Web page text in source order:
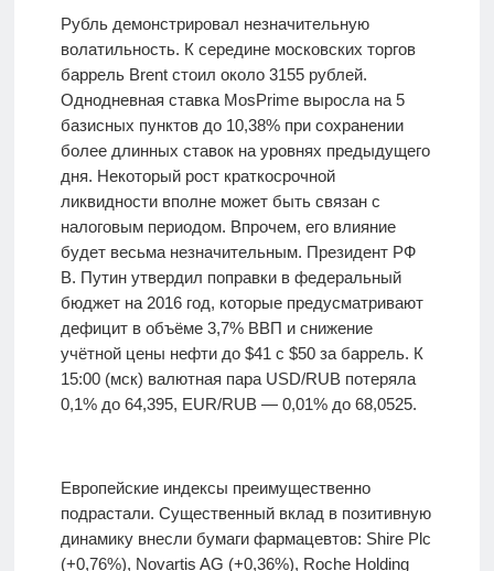
Рубль демонстрировал незначительную
волатильность. К середине московских торгов
баррель Brent стоил около 3155 рублей.
Однодневная ставка MosPrime выросла на 5
базисных пунктов до 10,38% при сохранении
более длинных ставок на уровнях предыдущего
дня. Некоторый рост краткосрочной
ликвидности вполне может быть связан с
налоговым периодом. Впрочем, его влияние
будет весьма незначительным. Президент РФ
В. Путин утвердил поправки в федеральный
бюджет на 2016 год, которые предусматривают
дефицит в объёме 3,7% ВВП и снижение
учётной цены нефти до $41 с $50 за баррель. К
15:00 (мск) валютная пара USD/RUB потеряла
0,1% до 64,395, EUR/RUB — 0,01% до 68,0525.
Европейские индексы преимущественно
подрастали. Существенный вклад в позитивную
динамику внесли бумаги фармацевтов: Shire Plc
(+0,76%), Novartis AG (+0,36%), Roche Holding